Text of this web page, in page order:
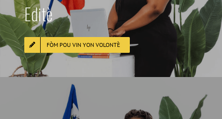
Editè
FÒM POU VIN YON VOLONTÈ